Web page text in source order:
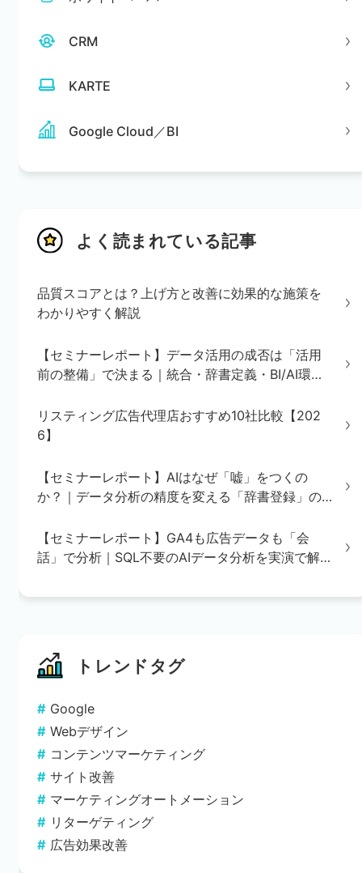
CRM
KARTE
Google Cloud／BI
よく読まれている記事
品質スコアとは？上げ方と改善に効果的な施策を
わかりやすく解説
【セミナーレポート】データ活用の成否は「活用
前の整備」で決まる｜統合・辞書定義・BI/AI環境
リスティング広告代理店おすすめ10社比較【202
6】
【セミナーレポート】AIはなぜ「嘘」をつくの
か？｜データ分析の精度を変える「辞書登録」の
【セミナーレポート】GA4も広告データも「会
話」で分析｜SQL不要のAIデータ分析を実演で解
トレンドタグ
Google
Webデザイン
コンテンツマーケティング
サイト改善
マーケティングオートメーション
リターゲティング
広告効果改善